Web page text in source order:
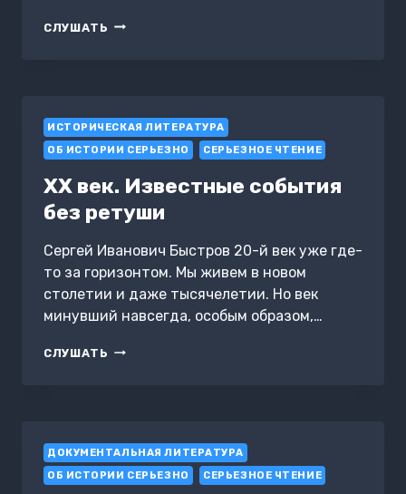
СЛУШАТЬ DAHILER
ИСТОРИЧЕСКАЯ ЛИТЕРАТУРА
ОБ ИСТОРИИ СЕРЬЕЗНО
СЕРЬЕЗНОЕ ЧТЕНИЕ
ХХ век. Известные события
без ретуши
Сергей Иванович Быстров 20-й век уже где-
то за горизонтом. Мы живем в новом
столетии и даже тысячелетии. Но век
минувший навсегда, особым образом,…
СЛУШАТЬ ХХ
ДОКУМЕНТАЛЬНАЯ ЛИТЕРАТУРА
ОБ ИСТОРИИ СЕРЬЕЗНО
СЕРЬЕЗНОЕ ЧТЕНИЕ